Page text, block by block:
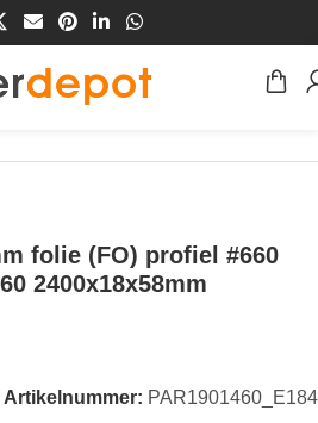
folie (FO) profiel #660
2400x18x58mm
Artikelnummer: PAR1901460_E184